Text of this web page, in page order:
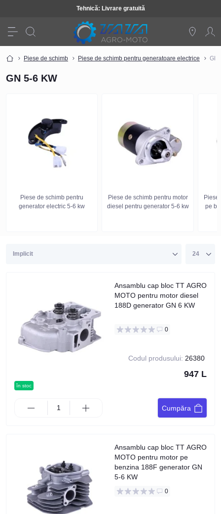
Tehnică: Livrare gratuită
Piese de schimb Piese de schimb pentru generatoare electrice GN
GN 5-6 KW
Piese de schimb pentru
generator electric 5-6 kw
Piese de schimb pentru motor
diesel pentru generator 5-6 kw
Piese
pe
în stoc
Ansamblu cap bloc TT AGRO
MOTO pentru motor diesel
188D generator GN 6 KW
0
Codul produsului: 26380
947 L
Cumpăra
Ansamblu cap bloc TT AGRO
MOTO pentru motor pe
benzina 188F generator GN
5-6 KW
0